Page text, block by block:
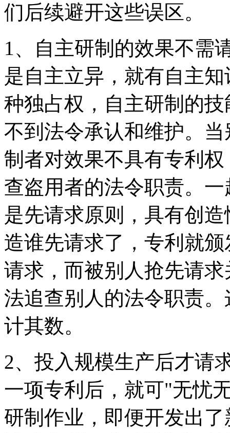
们后续避开这些误区。
1、自主研制的效果不需
是自主立异，就有自主
种独占权，自主研制的
不到法令承认和维护。
制者对效果不具有专利
查盗用者的法令职责。
是先请求原则，具有创
造谁先请求了，专利就
请求，而被别人抢先请
法追查别人的法令职责
计其数。
2、投入规模生产后才请
一项专利后，就可"无忧
研制作业，即便开发出